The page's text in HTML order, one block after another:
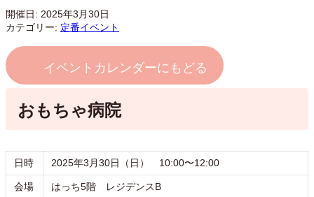
開催日: 2025年3月30日
カテゴリー: 定番イベント
イベントカレンダーにもどる
おもちゃ病院
日時 2025年3月30日（日） 10:00〜12:00
会場 はっち5階 レジデンスB